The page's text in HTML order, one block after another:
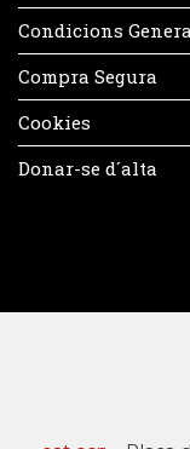
Condicions
Compra Segura
Cookies
Donar-se d´alta